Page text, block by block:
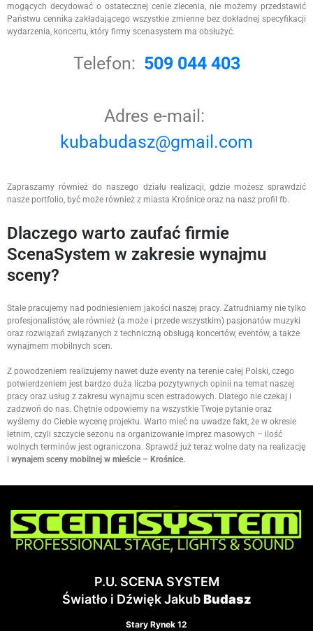
mogących decydować o ostatecznej cenie zlecenia, nie możemy przedstawić
Państwu cennika zakładającego wszystkie zmienne bez dokładnej specyfikacji
wydarzenia, koncertu, który firmy scenasystem ma obsłużyć.
Telefon: 509 044 403
Adres e-mail:
kubabudasz@gmail.com
Zapraszamy również do naszego działu realizacji, gdzie możesz sprawdzić
nasze portfolio, być może również z miasta Krośnice oraz na nasz profil fb.
Dlaczego warto zaufać firmie
ScenaSystem w zakresie wynajmu
sceny?
Stale pracujemy nad podniesieniem jakości naszej pracy. Zatrudniamy nie tylko
profesjonalistów, ale również (a może i przede wszystkim) pasjonatów muzyki
oraz rozwiązań związanych z techniczną obsługą koncertów, eventów, a także
wynajmem mobilnych scen.
Z powodzeniem realizujemy nawet duże eventy na terenie całej Polski, czego
potwierdzeniem jest bardzo duża liczba pozytywnych opinii na temat naszej
pracy oraz usług z zakresu wynajmu scen estradowych. Dlatego nie czekaj i
zadzwoń do nas. Chętnie odpowiemy na wszystkie Twoje pytanie oraz
wyślemy do Ciebie wycenę projektu. Warto mieć na uwadze fakt, że w okresie
letnim, czyli szczycie sezonu na organizowanie imprez masowych – ilość
wolnych terminów jest ograniczona. Sprawdź już teraz wolne daty na realizację
i wynajem sceny mobilnej w mieście – Krośnice.
P.U. SCENA SYSTEM
Światło i Dźwięk JakubBudasz
Stary Rynek 12